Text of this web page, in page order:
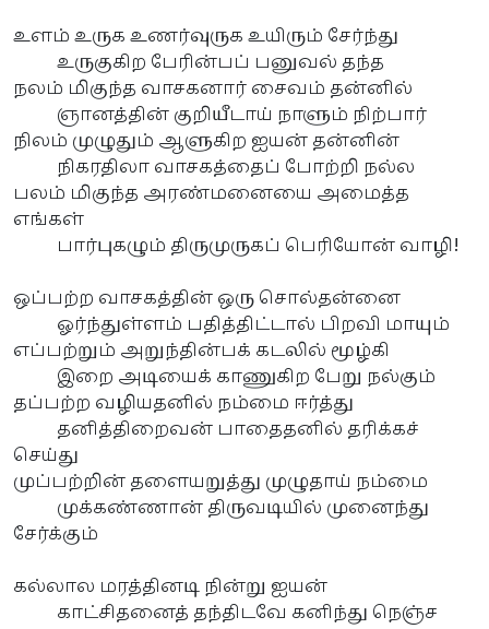
உளம் உருக உணர்வுருக உயிரும் சேர்ந்து
உருகுகிற பேரின்பப் பனுவல் தந்த
நலம் மிகுந்த வாசகனார் சைவம் தன்னில்
ஞானத்தின் குறியீடாய் நாளும் நிற்பார்
நிலம் முழுதும் ஆளுகிற ஐயன் தன்னின்
நிகரதிலா வாசகத்தைப் போற்றி நல்ல
பலம் மிகுந்த அரண்மனையை அமைத்த
எங்கள்
பார்புகழும் திருமுருகப் பெரியோன் வாழி!
ஒப்பற்ற வாசகத்தின் ஒரு சொல்தன்னை
ஓர்ந்துள்ளம் பதித்திட்டால் பிறவி மாயும்
எப்பற்றும் அறுந்தின்பக் கடலில் மூழ்கி
இறை அடியைக் காணுகிற பேறு நல்கும்
தப்பற்ற வழியதனில் நம்மை ஈர்த்து
தனித்திறைவன் பாதைதனில் தரிக்கச்
செய்து
முப்பற்றின் தளையறுத்து முழுதாய் நம்மை
முக்கண்ணான் திருவடியில் முனைந்து
சேர்க்கும்
கல்லால மரத்தினடி நின்று ஐயன்
காட்சிதனைத் தந்திடவே கனிந்து நெஞ்ச